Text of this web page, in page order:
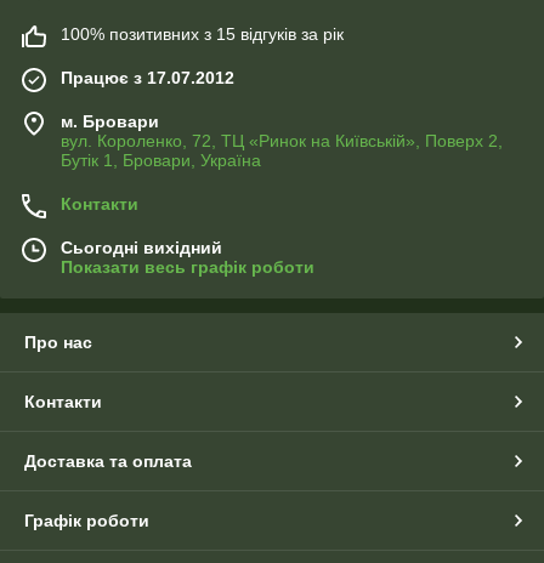
100% позитивних з 15 відгуків за рік
Працює з 17.07.2012
м. Бровари
вул. Короленко, 72, ТЦ «Ринок на Київській», Поверх 2,
Бутік 1, Бровари, Україна
Контакти
Сьогодні вихідний
Показати весь графік роботи
Про нас
Контакти
Доставка та оплата
Графік роботи